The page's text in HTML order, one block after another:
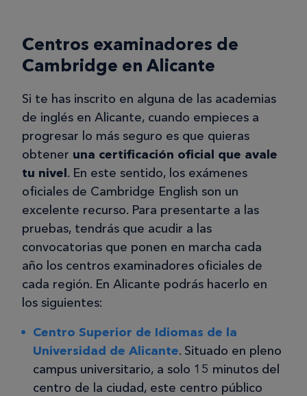
Centros examinadores de
Cambridge en Alicante
Si te has inscrito en alguna de las academias
de inglés en Alicante, cuando empieces a
progresar lo más seguro es que quieras
obtener una certificación oficial que avale
tu nivel. En este sentido, los exámenes
oficiales de Cambridge English son un
excelente recurso. Para presentarte a las
pruebas, tendrás que acudir a las
convocatorias que ponen en marcha cada
año los centros examinadores oficiales de
cada región. En Alicante podrás hacerlo en
los siguientes:
Centro Superior de Idiomas de la
Universidad de Alicante. Situado en pleno
campus universitario, a solo 15 minutos del
centro de la ciudad, este centro público